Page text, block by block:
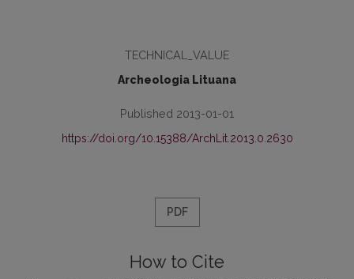
TECHNICAL_VALUE
Archeologia Lituana
Published 2013-01-01
https://doi.org/10.15388/ArchLit.2013.0.2630
PDF
How to Cite